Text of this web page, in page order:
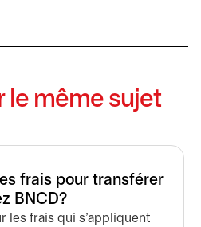
le même sujet
frais pour transférer
BNCD?
les frais qui s'appliquent